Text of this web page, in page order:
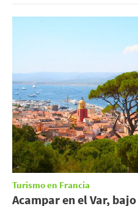
Turismo en Francia
Acampar en el Var,